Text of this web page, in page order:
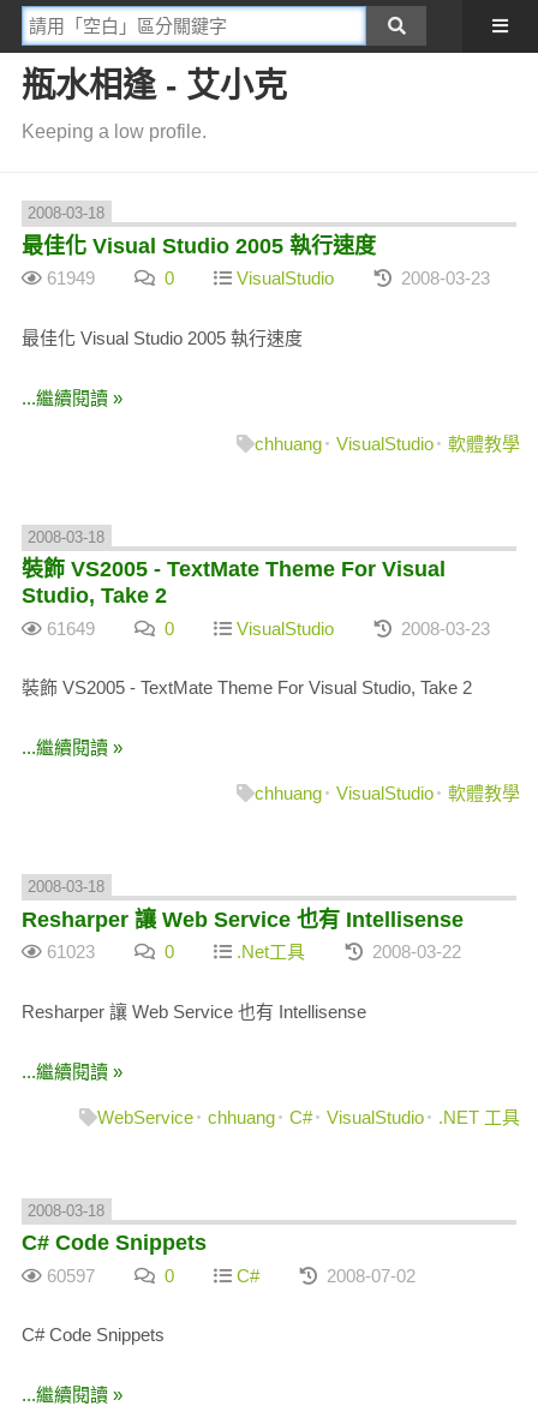
瓶水相逢 - 艾小克
Keeping a low profile.
2008-03-18
最佳化 Visual Studio 2005 執行速度
61949 0 VisualStudio 2008-03-23
最佳化 Visual Studio 2005 執行速度
...繼續閱讀 »
chhuang VisualStudio 軟體教學
2008-03-18
裝飾 VS2005 - TextMate Theme For Visual
Studio, Take 2
61649 0 VisualStudio 2008-03-23
裝飾 VS2005 - TextMate Theme For Visual Studio, Take 2
...繼續閱讀 »
chhuang VisualStudio 軟體教學
2008-03-18
Resharper 讓 Web Service 也有 Intellisense
61023 0 .Net工具 2008-03-22
Resharper 讓 Web Service 也有 Intellisense
...繼續閱讀 »
WebService chhuang C# VisualStudio .NET 工具
2008-03-18
C# Code Snippets
60597 0 C# 2008-07-02
C# Code Snippets
...繼續閱讀 »